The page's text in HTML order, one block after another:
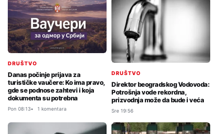
DRUŠTVO
Danas počinje prijava za
turističke vaučere: Ko ima pravo,
gde se podnose zahtevi i koja
dokumenta su potrebna
Pon 08:13 1 komentara
DRUŠTVO
Direktor beogradskog Vodovoda:
Potrošnja vode rekordna,
prizvodnja može da bude i veća
Sre 19:56